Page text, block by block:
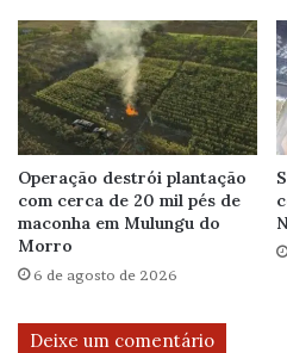
Operação destrói plantação
com cerca de 20 mil pés de
maconha em Mulungu do
Morro
6 de agosto de 2026
Deixe um comentário